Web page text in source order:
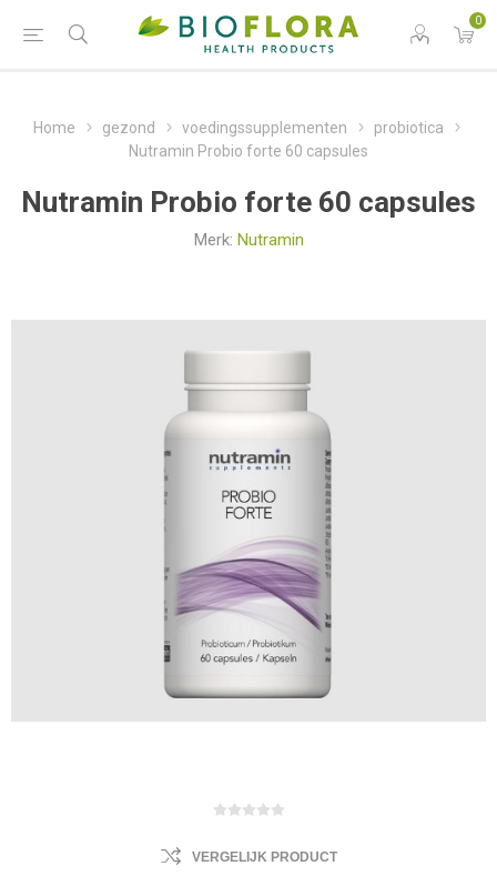
0
Home gezond voedingssupplementen
probiotica
Nutramin Probio forte 60 capsules
Nutramin Probio forte 60 capsules
Merk: Nutramin
VERGELIJK PRODUCT